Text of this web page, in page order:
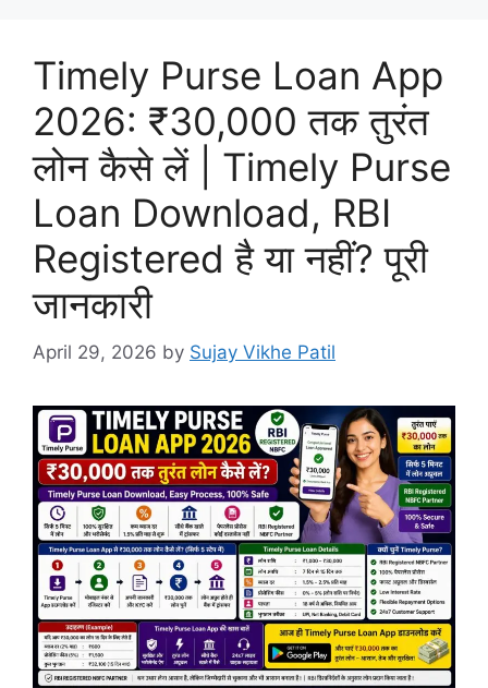
Timely Purse Loan App
2026: ₹30,000 तक तुरंत
लोन कैसे लें | Timely Purse
Loan Download, RBI
Registered है या नहीं? पूरी
जानकारी
April 29, 2026 by Sujay Vikhe Patil